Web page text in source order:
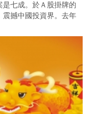
七成。於Ａ股掛牌的
撼中國投資界。去年
業平均的三十四倍，